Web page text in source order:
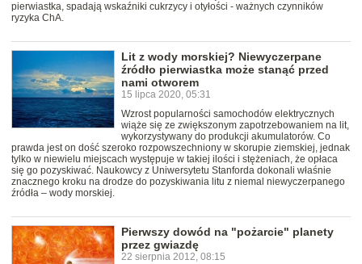
pierwiastka, spadają wskaźniki cukrzycy i otyłości - ważnych czynników
ryzyka ChA.
Lit z wody morskiej? Niewyczerpane
źródło pierwiastka może stanąć przed
nami otworem
15 lipca 2020, 05:31
Wzrost popularności samochodów elektrycznych
wiąże się ze zwiększonym zapotrzebowaniem na lit,
wykorzystywany do produkcji akumulatorów. Co
prawda jest on dość szeroko rozpowszechniony w skorupie ziemskiej, jednak
tylko w niewielu miejscach występuje w takiej ilości i stężeniach, że opłaca
się go pozyskiwać. Naukowcy z Uniwersytetu Stanforda dokonali właśnie
znacznego kroku na drodze do pozyskiwania litu z niemal niewyczerpanego
źródła – wody morskiej.
Pierwszy dowód na "pożarcie" planety
przez gwiazdę
22 sierpnia 2012, 08:15